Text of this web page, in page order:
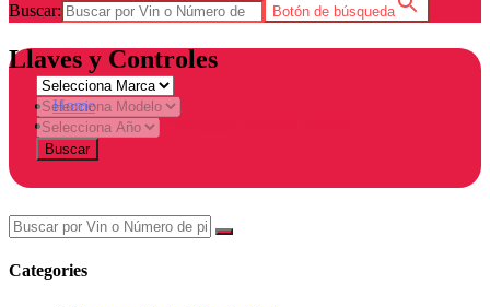
Buscar: Botón de búsqueda
Llaves y Controles
Home
Products tagged “Emulador Pointer Derby”
Buscar
Categories